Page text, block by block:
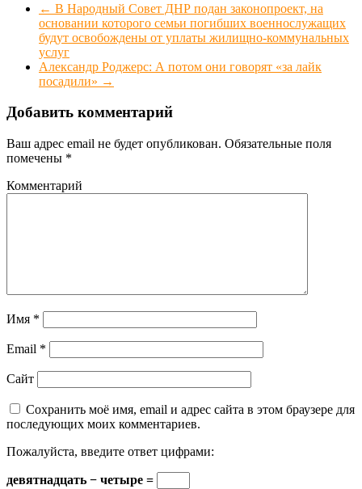
← В Народный Совет ДНР подан законопроект, на
основании которого семьи погибших военнослужащих
будут освобождены от уплаты жилищно-коммунальных
услуг
Александр Роджерс: А потом они говорят «за лайк
посадили» →
Добавить комментарий
Ваш адрес email не будет опубликован. Обязательные поля
помечены *
Комментарий
Имя *
Email *
Сайт
Сохранить моё имя, email и адрес сайта в этом браузере для
последующих моих комментариев.
Пожалуйста, введите ответ цифрами:
девятнадцать − четыре =